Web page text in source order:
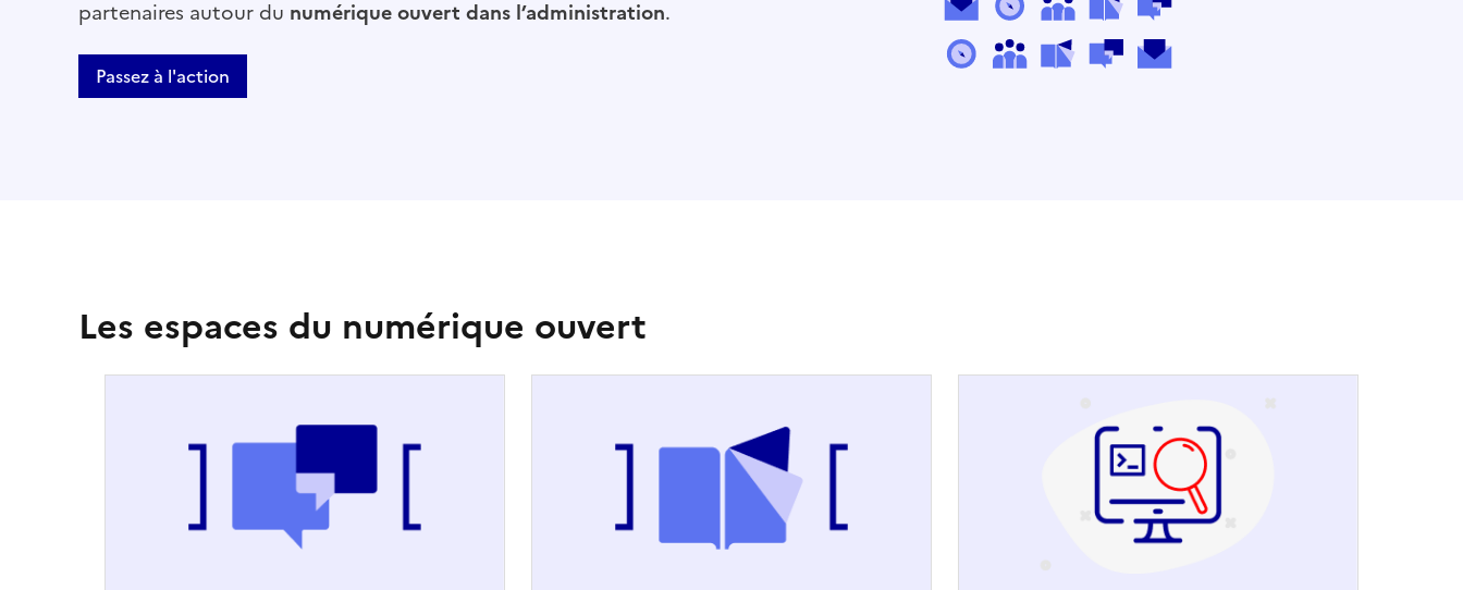
partenaires autour du numérique ouvert dans l’administration.
Passez à l'action
Les espaces du numérique ouvert